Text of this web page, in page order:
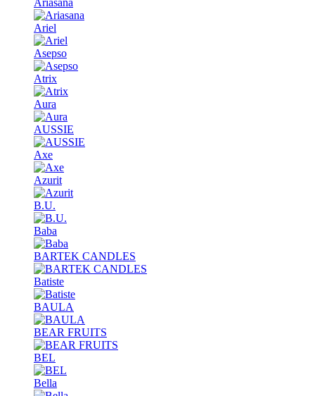
Ariasana
Ariel
Asepso
Atrix
Aura
AUSSIE
Axe
Azurit
B.U.
Baba
BARTEK CANDLES
Batiste
BAULA
BEAR FRUITS
BEL
Bella